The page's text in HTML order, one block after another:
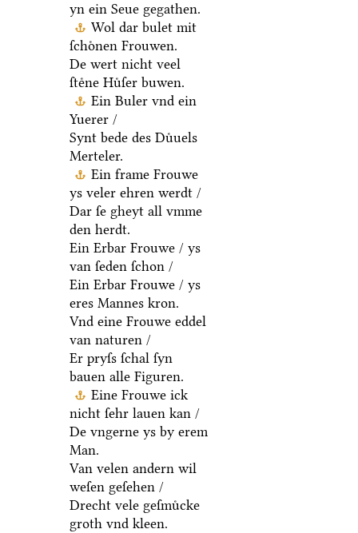
yn ein Seue gegathen.
Wol dar bulet mit
ſchoͤnen Frouwen.
De wert nicht veel
ſteͤne Huͤſer buwen.
Ein Buler vnd ein
Yuerer /
Synt bede des Duͤuels
Merteler.
Ein frame Frouwe
ys veler ehren werdt /
Dar ſe gheyt all vmme
den herdt.
Ein Erbar Frouwe / ys
van ſeden ſchon /
Ein Erbar Frouwe / ys
eres Mannes kron.
Vnd eine Frouwe eddel
van naturen /
Er pryſs ſchal ſyn
bauen alle Figuren.
Eine Frouwe ick
nicht ſehr lauen kan /
De vngerne ys by erem
Man.
Van velen andern wil
weſen geſehen /
Drecht vele geſmuͤcke
groth vnd kleen.